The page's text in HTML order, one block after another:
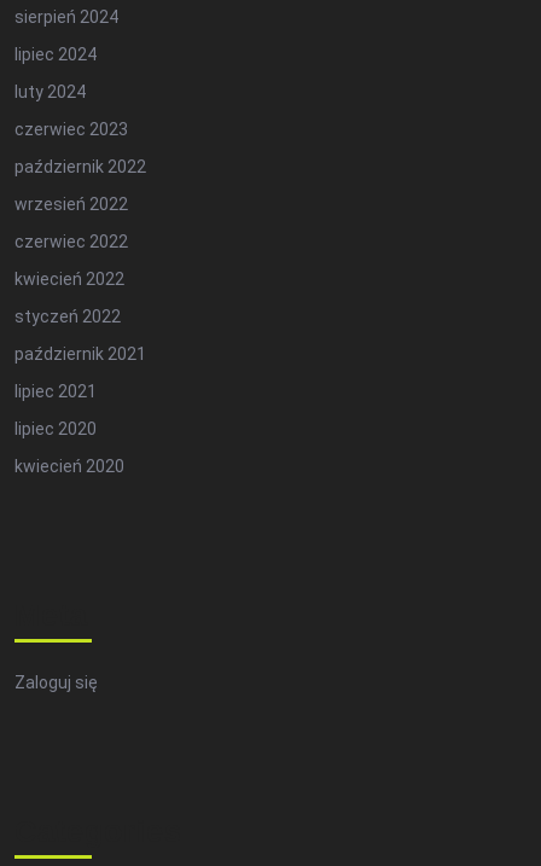
sierpień 2024
lipiec 2024
luty 2024
czerwiec 2023
październik 2022
wrzesień 2022
czerwiec 2022
kwiecień 2022
styczeń 2022
październik 2021
lipiec 2021
lipiec 2020
kwiecień 2020
Zaloguj się